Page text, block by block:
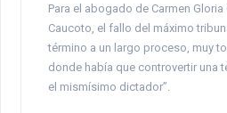
Para el abogado de Carmen Gloria
Caucoto, el fallo del máximo
término a un largo proceso, muy
donde había que controvertir una
el mismísimo dictador”.